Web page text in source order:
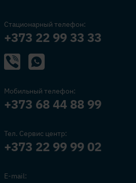
Стационарный телефон:
+373 22 99 33 33
Мобильный телефон:
+373 68 44 88 99
Тел. Сервис центр:
+373 22 99 99 02
E-mail: